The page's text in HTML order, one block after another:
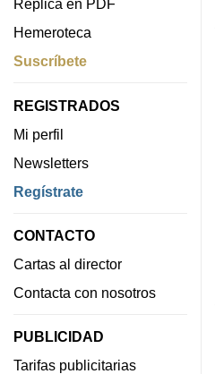
Réplica en PDF
Hemeroteca
Suscríbete
REGISTRADOS
Mi perfil
Newsletters
Regístrate
CONTACTO
Cartas al director
Contacta con nosotros
PUBLICIDAD
Tarifas publicitarias